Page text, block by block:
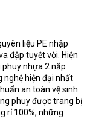
liệu PE nhập
đập tuyệt vời. Hiện
nhựa 2 nắp
nghệ hiện đại nhất
an toàn vệ sinh
phuy được trang bị
rỉ 100%, những